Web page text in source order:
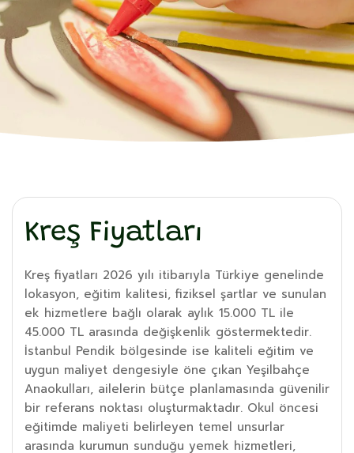
Kreş Fiyatları
Kreş fiyatları 2026 yılı itibarıyla Türkiye genelinde
lokasyon, eğitim kalitesi, fiziksel şartlar ve sunulan
ek hizmetlere bağlı olarak aylık 15.000 TL ile
45.000 TL arasında değişkenlik göstermektedir.
İstanbul Pendik bölgesinde ise kaliteli eğitim ve
uygun maliyet dengesiyle öne çıkan Yeşilbahçe
Anaokulları, ailelerin bütçe planlamasında güvenilir
bir referans noktası oluşturmaktadır. Okul öncesi
eğitimde maliyeti belirleyen temel unsurlar
arasında kurumun sunduğu yemek hizmetleri,